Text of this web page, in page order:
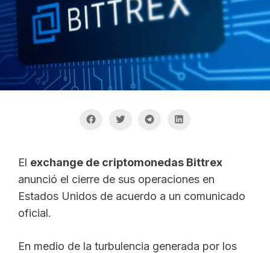
El exchange de criptomonedas Bittrex
anunció el cierre de sus operaciones en
Estados Unidos de acuerdo a un comunicado
oficial.
En medio de la turbulencia generada por los